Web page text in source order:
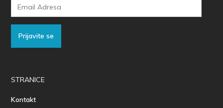
Prijavite se
STRANICE
Kontakt